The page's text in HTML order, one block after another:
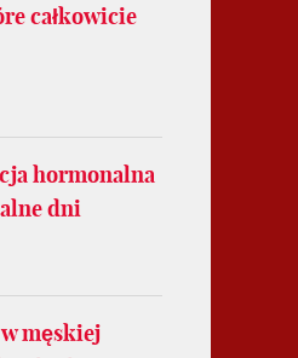
całkowicie
hormonalna
dni
męskiej